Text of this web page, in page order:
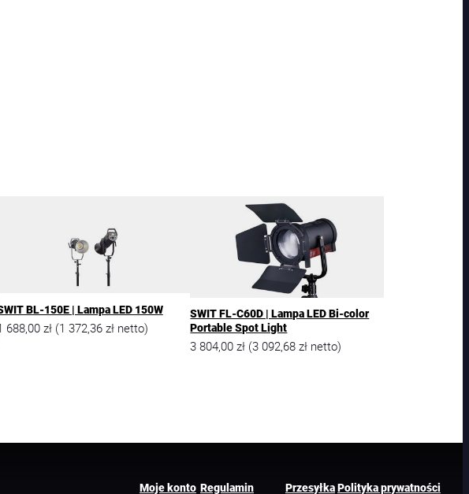
BL-150E | Lampa LED 150W
688,00 zł (1 372,36 złnetto)
SWIT FL-C60D | Lampa LED Bi-color
Portable Spot Light
3 804,00zł (3 092,68zł netto)
Moje konto Regulamin PrzesyłkaPolityka prywatności